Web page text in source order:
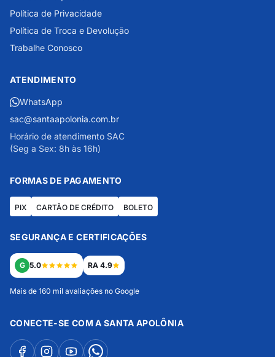
Política de Privacidade
Política de Troca e Devolução
Trabalhe Conosco
ATENDIMENTO
WhatsApp
sac@santaapolonia.com.br
Horário de atendimento SAC
(Seg a Sex: 8h às 16h)
FORMAS DE PAGAMENTO
PIX CARTÃO DE CRÉDITO BOLETO
SEGURANÇA E CERTIFICAÇÕES
G 5.0 RA 4.9
Mais de 160 mil avaliações no Google
CONECTE-SE COM A SANTA APOLÔNIA